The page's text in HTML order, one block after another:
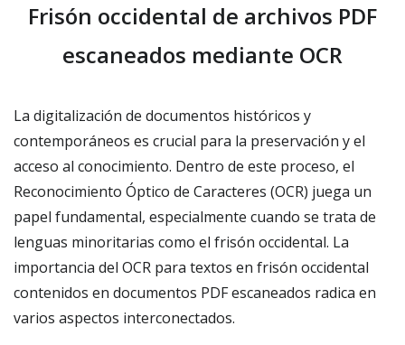
Frisón occidental de archivos PDF
escaneados mediante OCR
La digitalización de documentos históricos y
contemporáneos es crucial para la preservación y el
acceso al conocimiento. Dentro de este proceso, el
Reconocimiento Óptico de Caracteres (OCR) juega un
papel fundamental, especialmente cuando se trata de
lenguas minoritarias como el frisón occidental. La
importancia del OCR para textos en frisón occidental
contenidos en documentos PDF escaneados radica en
varios aspectos interconectados.